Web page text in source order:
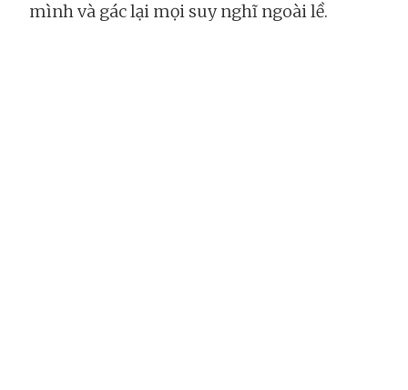
mình và gác lại mọi suy nghĩ ngoài lề.